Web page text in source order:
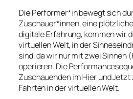
Die Performer*in bewegt sich
Zuschauer*innen, eine
digitale Erfahrung, kommen wir
virtuellen Welt, in der
sind, da wir nur mit zwei Sinnen
operieren. Die
Zuschauenden im Hier und
Fahrten in der virtuellen Welt.